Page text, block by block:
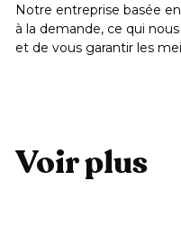
Notre entreprise basée
à la demande, ce qui
et de vous garantir les
Voir plus